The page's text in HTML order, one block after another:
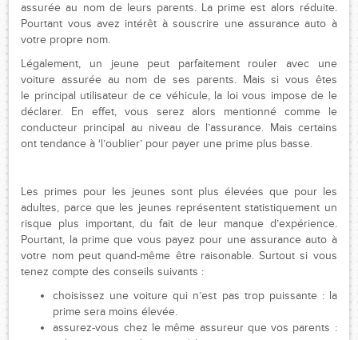
assurée au nom de leurs parents. La prime est alors réduite.
Pourtant vous avez intérêt à souscrire une assurance auto à
votre propre nom.
Légalement, un jeune peut parfaitement rouler avec une
voiture assurée au nom de ses parents. Mais si vous êtes
le principal utilisateur de ce véhicule, la loi vous impose de le
déclarer. En effet, vous serez alors mentionné comme le
conducteur principal au niveau de l’assurance. Mais certains
ont tendance à ‘l’oublier’ pour payer une prime plus basse.
Les primes pour les jeunes sont plus élevées que pour les
adultes, parce que les jeunes représentent statistiquement un
risque plus important, du fait de leur manque d’expérience.
Pourtant, la prime que vous payez pour une assurance auto à
votre nom peut quand-même être raisonable. Surtout si vous
tenez compte des conseils suivants :
choisissez une voiture qui n’est pas trop puissante : la
prime sera moins élevée.
assurez-vous chez le même assureur que vos parents :